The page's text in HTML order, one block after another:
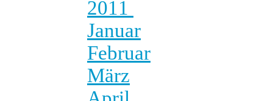
2011
Januar
Februar
März